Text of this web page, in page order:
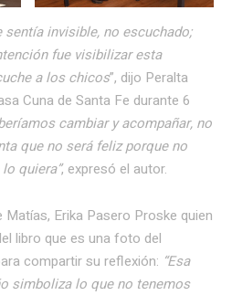
sentía invisible, no escuchado;
fue visibilizar esta
a los chicos”, dijo Peralta
Cuna de Santa Fe durante 6
cambiar y acompañar, no
que no será feliz porque no
quiera”, expresó el autor.
Erika Pasero Proske quien
libro que es una foto del
compartir su reflexión: “Esa
simboliza lo que no tenemos